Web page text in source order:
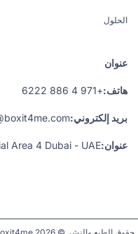
الحلول
عنوان
هاتف:+971 4 886 6222
بريد إلكتروني:
عنوان:Area 4 Dubai - UAE